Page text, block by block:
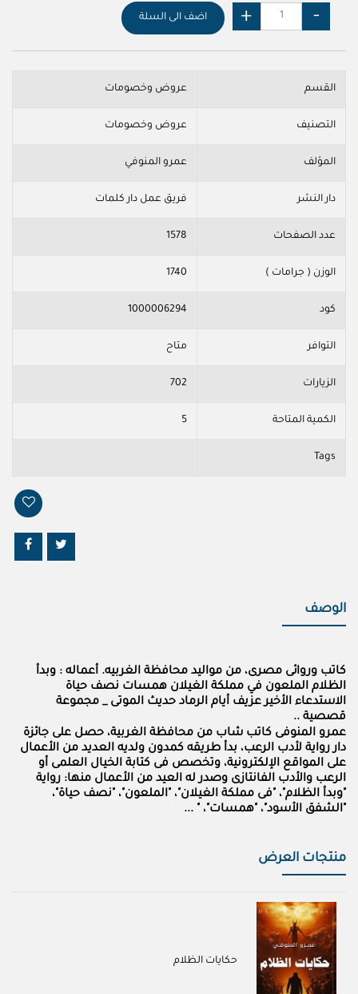
اضف الى السلة
القسم عروض وخصومات
التصنيف عروض وخصومات
المؤلف عمرو المنوفي
دار النشر فريق عمل دار كلمات
عدد الصفحات 1578
الوزن ( جرامات ) 1740
كود 1000006294
التوافر متاح
الزيارات 702
الكمية المتاحة 5
Tags
الوصف
كاتب وروائى مصرى، من مواليد محافظة الغربيه. أعماله : وبدأ
الظلام الملعون في مملكة الغيلان همسات نصف حياة
الاستدعاء الأخير عزيف أيام الرماد حديث الموتى _ مجموعة
قصصية ..
عمرو المنوفى كاتب شاب من محافظة الغربية، حصل على جائزة
دار رواية لأدب الرعب، بدأ طريقه كمدون ولديه العديد من الأعمال
على المواقع الإلكترونية، وتخصص فى كتابة الخيال العلمى أو
الرعب والأدب الفانتازى وصدر له العيد من الأعمال منها: رواية
"وبدأ الظلام"، "فى مملكة الغيلان"، "الملعون"، "نصف حياة"،
"الشفق الأسود"، "همسات"، " ...
منتجات العرض
حكايات الظلام